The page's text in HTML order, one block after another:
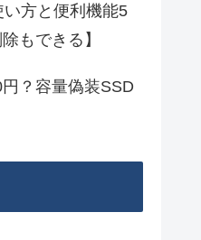
方と便利機能5
もできる】
？容量偽装SSD